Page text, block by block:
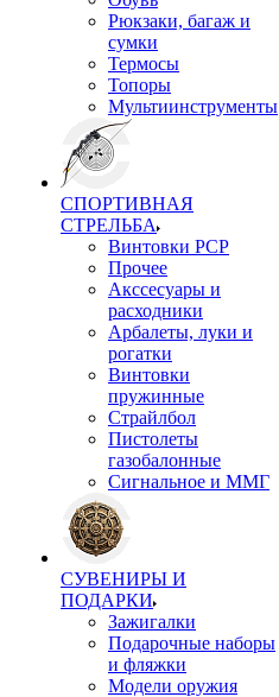
Рюкзаки, багаж и
сумки
Термосы
Топоры
Мультиинструменты
СПОРТИВНАЯ
СТРЕЛЬБА
Винтовки PCP
Прочее
Акссесуары и
расходники
Арбалеты, луки и
рогатки
Винтовки
пружинные
Страйлбол
Пистолеты
газобалонные
Сигнальное и ММГ
СУВЕНИРЫ И
ПОДАРКИ
Зажигалки
Подарочные наборы
и фляжки
Модели оружия